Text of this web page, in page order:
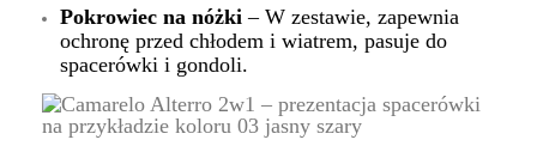
Pokrowiec na nóżki – W zestawie, zapewnia
ochronę przed chłodem i wiatrem, pasuje do
spacerówki i gondoli.